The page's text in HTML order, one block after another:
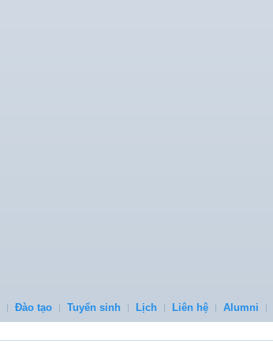
Đào tạo Tuyển sinh Lịch Liên hệ Alumni